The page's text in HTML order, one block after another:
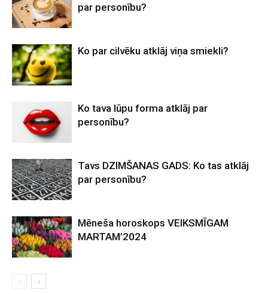
par personību?
Ko par cilvēku atklāj viņa smiekli?
Ko tava lūpu forma atklāj par
personību?
Tavs DZIMŠANAS GADS: Ko tas atklāj
par personību?
Mēneša horoskops VEIKSMĪGAM
MARTAM’2024